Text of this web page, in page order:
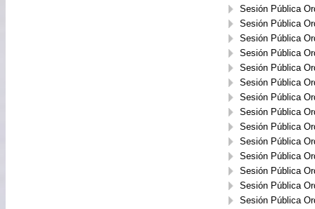
Sesión Pública
Sesión Pública
Sesión Pública
Sesión Pública
Sesión Pública
Sesión Pública
Sesión Pública
Sesión Pública
Sesión Pública
Sesión Pública
Sesión Pública
Sesión Pública
Sesión Pública
Sesión Pública